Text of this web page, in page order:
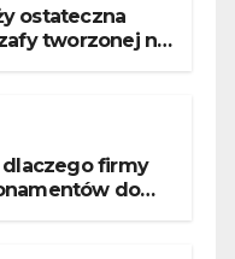
ostateczna
tworzonej na
firmy
do